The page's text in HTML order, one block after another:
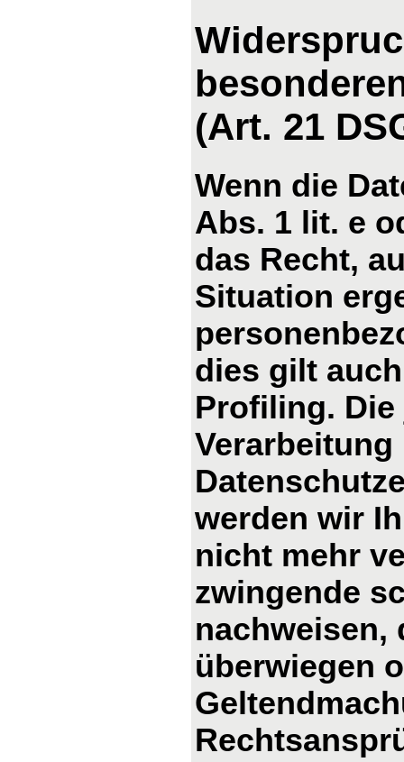
(Art. 21
Wenn die
Abs. 1 lit. e
das Recht,
Situation
dies gilt
Profiling.
werden wir
nicht mehr
zwingende
nachweisen,
überwiegen